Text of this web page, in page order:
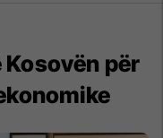
Kosovën për